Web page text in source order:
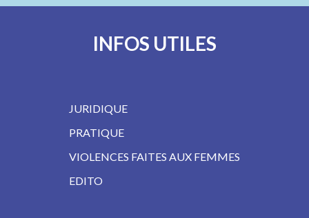
INFOS UTILES
JURIDIQUE
PRATIQUE
VIOLENCES FAITES AUX FEMMES
EDITO